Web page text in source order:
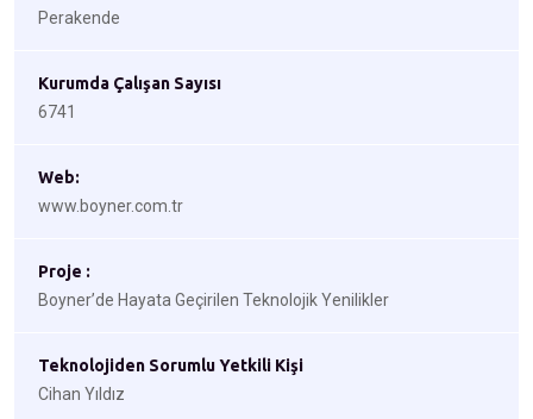
Perakende
Kurumda Çalışan Sayısı
6741
Web:
www.boyner.com.tr
Proje :
Boyner’de Hayata Geçirilen Teknolojik Yenilikler
Teknolojiden Sorumlu Yetkili Kişi
Cihan Yıldız